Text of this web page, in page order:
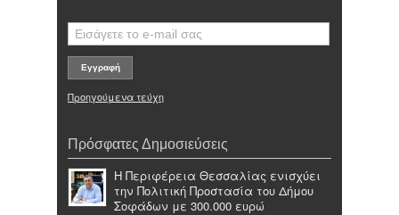
Προηγούμενα τεύχη
Πρόσφατες Δημοσιεύσεις
Η Περιφέρεια Θεσσαλίας ενισχύει
την Πολιτική Προστασία του Δήμου
Σοφάδων με 300.000 ευρώ